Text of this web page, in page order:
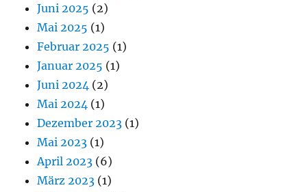
Juni 2025 (2)
Mai 2025 (1)
Februar 2025 (1)
Januar 2025 (1)
Juni 2024 (2)
Mai 2024 (1)
Dezember 2023 (1)
Mai 2023 (1)
April 2023 (6)
März 2023 (1)